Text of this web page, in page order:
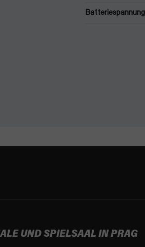
Batteriespannung
UND SPIELSAAL IN PRAG